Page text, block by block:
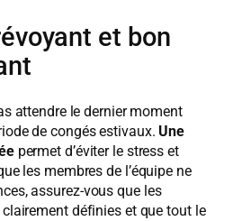
et bon
attendre le dernier moment
de congés estivaux. Une
permet d’éviter le stress et
les membres de l’équipe ne
assurez-vous que les
définies et que tout le